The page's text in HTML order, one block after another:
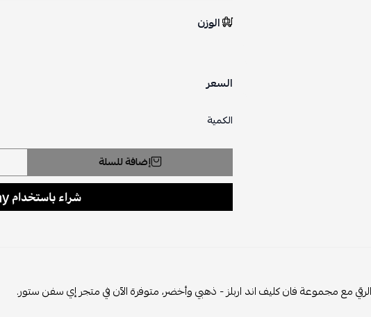
الوزن
السعر
الكمية
إضافة للسلة
مع مجموعة فان كليف اند اربلز - ذهبي وأخضر، متوفرة الآن في متجر إي سفن ستور.